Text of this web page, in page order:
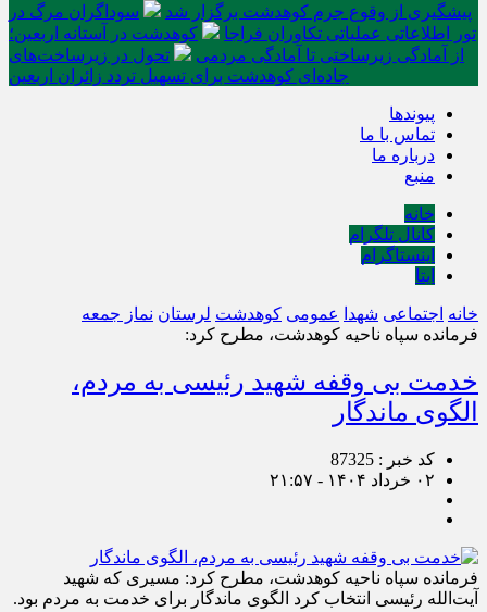
پیشگیری از وقوع جرم کوهدشت برگزار شد
سوداگران مرگ در
تور اطلاعاتی عملیاتی تکاوران فراجا
کوهدشت در آستانه اربعین؛
از آمادگی زیرساختی تا آمادگی مردمی
تحول در زیرساخت‌های
جاده‌ای کوهدشت برای تسهیل تردد زائران اربعین
پیوندها
تماس با ما
درباره ما
منبع
خانه
کانال تلگرام
اینستاگرام
ایتا
خانه اجتماعی شهدا عمومی کوهدشت لرستان نماز جمعه
فرمانده سپاه ناحیه کوهدشت، مطرح کرد:
خدمت بی وقفه شهید رئیسی به مردم،
الگوی ماندگار
کد خبر : 87325
۰۲ خرداد ۱۴۰۴ - ۲۱:۵۷
فرمانده سپاه ناحیه کوهدشت، مطرح کرد: مسیری که شهید
آیت‌الله رئیسی انتخاب کرد الگوی ماندگار برای خدمت به مردم بود.